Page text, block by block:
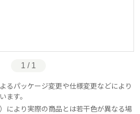
1 / 1
るパッケージ変更や仕様変更などにより
ます。
により実際の商品とは若干色が異なる場